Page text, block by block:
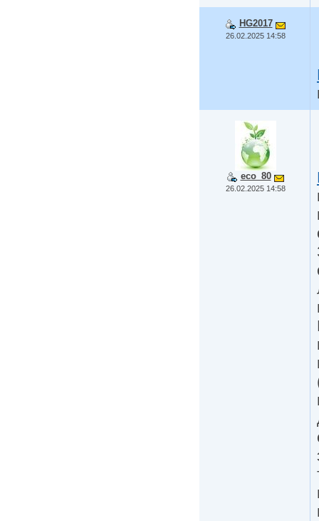
HG2017
26.02.2025 14:58
eco_80
26.02.2025 14:58